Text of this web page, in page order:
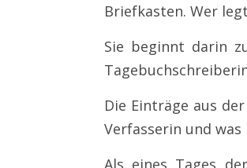
Briefkasten. Wer
Sie beginnt darin
Die Einträge aus
Verfasserin und
Als eines Tages